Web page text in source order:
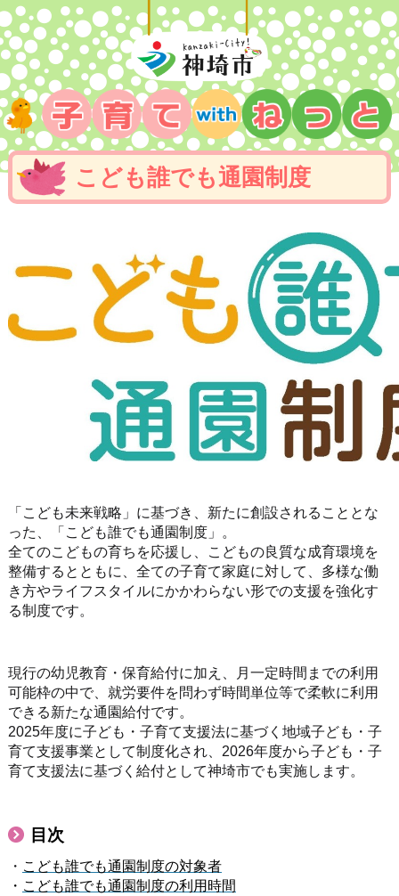
こども誰でも通園制度
「こども未来戦略」に基づき、新たに創設されることとな
った、「こども誰でも通園制度」。
全てのこどもの育ちを応援し、こどもの良質な成育環境を
整備するとともに、全ての子育て家庭に対して、多様な働
き方やライフスタイルにかかわらない形での支援を強化す
る制度です。
現行の幼児教育・保育給付に加え、月一定時間までの利用
可能枠の中で、就労要件を問わず時間単位等で柔軟に利用
できる新たな通園給付です。
2025年度に子ども・子育て支援法に基づく地域子ども・子
育て支援事業として制度化され、2026年度から子ども・子
育て支援法に基づく給付として神埼市でも実施します。
目次
・ こども誰でも通園制度の対象者
・ こども誰でも通園制度の利用時間